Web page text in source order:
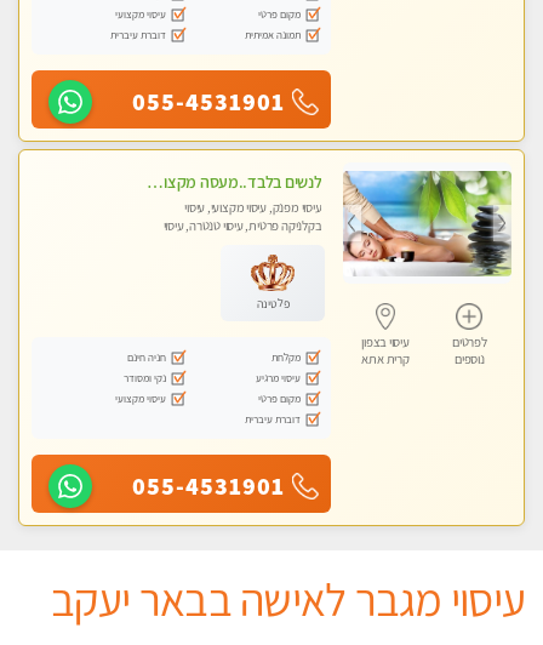
מקום פרטי
עיסוי מקצועי
תמונה אמיתית
דוברת עיברית
055-4531901
לפרטים
נוספים
עיסוי בצפון
קרית אתא
לנשים בלבד..מעסה מקצועי לנשים בלבד
עיסוי מפנק, עיסוי מקצועי, עיסוי
בקלניקה פרטית, עיסוי טנטרה, עיסוי
פלטינה
מקלחת
חניה חינם
עיסוי מרגיע
נקי ומסודר
מקום פרטי
עיסוי מקצועי
דוברת עיברית
055-4531901
עיסוי מגבר לאישה בבאר יעקב